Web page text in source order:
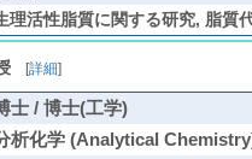
理活性脂質に関する研究, 脂質
[詳細]
士 / 博士(工学)
析化学 (Analytical